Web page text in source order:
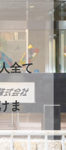
全て
ま